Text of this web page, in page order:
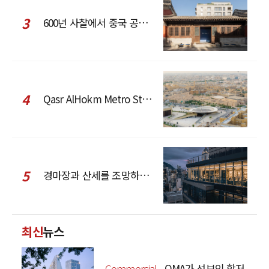
3 600년 사찰에서 중국 공예와 현대 패션을 직조한 ZARA x Fanglu Lin Pop-Up
4 Qasr AlHokm Metro Station, 구도심과 현대 공공 인프라의 접점을 제안하다
5 경마장과 산세를 조망하는 CCD Hong Kong Creative Center
최신뉴스